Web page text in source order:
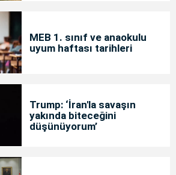
MEB 1. sınıf ve anaokulu
uyum haftası tarihleri
Trump: ‘İran'la savaşın
yakında biteceğini
düşünüyorum’